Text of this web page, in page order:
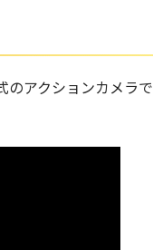
のアクションカメラで